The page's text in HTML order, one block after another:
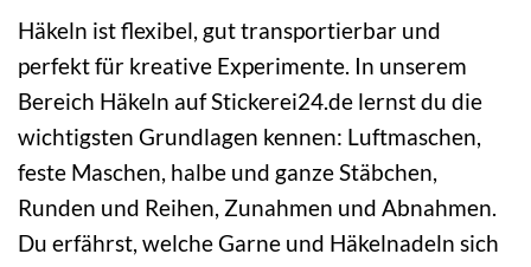
Häkeln ist flexibel, gut transportierbar und
perfekt für kreative Experimente. In unserem
Bereich Häkeln auf Stickerei24.de lernst du die
wichtigsten Grundlagen kennen: Luftmaschen,
feste Maschen, halbe und ganze Stäbchen,
Runden und Reihen, Zunahmen und Abnahmen.
Du erfährst, welche Garne und Häkelnadeln sich